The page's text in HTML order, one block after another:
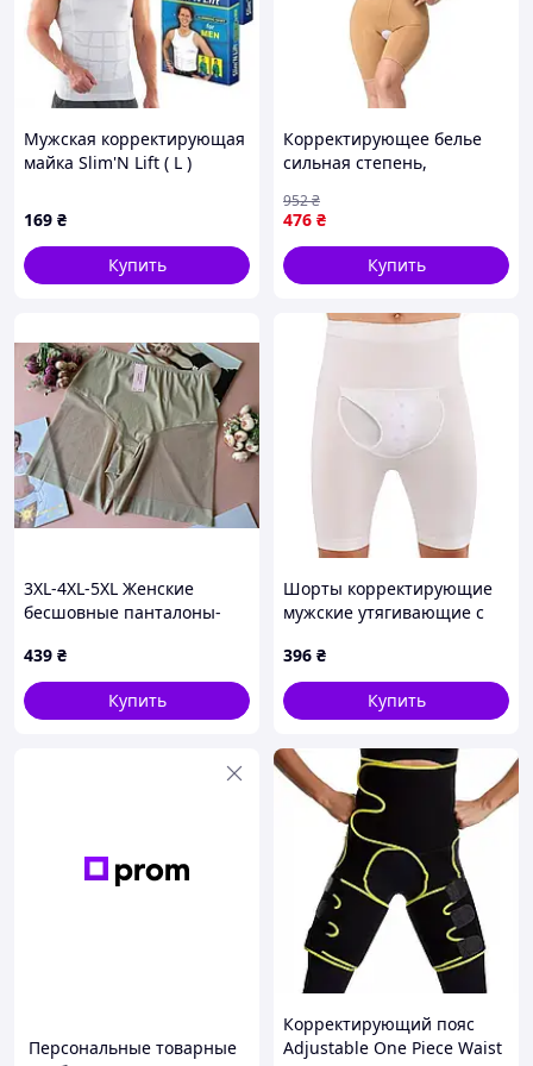
Мужская корректирующая
майка Slim'N Lift ( L )
169 ₴
Купить
Корректирующее белье
сильная степень,
облегающее, Виды
утягивающего белья, CQS
476 ₴
952₴
Купить
3XL-4XL-5XL Женские
бесшовные панталоны-
высокая посадка
439 ₴
Купить
Шорты корректирующие
мужские утягивающие с
карманом для защитной
ракушки SIBOTE ST-7568
Белый (S-2XL)
396 ₴
Купить
Персональные товарные
Корректирующий пояс
Adjustable One Piece Waist